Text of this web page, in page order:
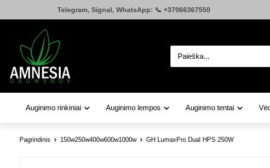
prie
Telegram, Signal, WhatsApp: 📞 +37066367550
Amnesia.lt
Auginimo rinkiniai Auginimo lempos Auginimo tentai
Pagrindinis 150w250w400w600w1000w GH LumaxPro Dual HPS 250W